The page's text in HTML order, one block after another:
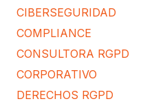
CIBERSEGURIDAD
COMPLIANCE
CONSULTORA RGPD
CORPORATIVO
DERECHOS RGPD